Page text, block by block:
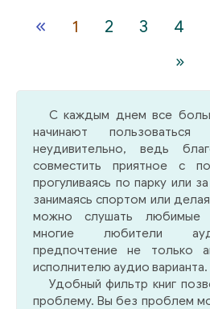
Ассасинорум решает
команду агентов, чтобы
и остановить гражданскую
сброшены…
« 1 2 3 4
»
С каждым днем все
начинают
неудивительно, ведь
совместить приятное с
прогуливаясь по парку или
занимаясь спортом или
можно слушать любимые
многие любители
предпочтение не только
исполнителю аудио варианта.
Удобный фильтр книг
проблему. Вы без проблем